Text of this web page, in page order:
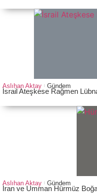
Aslıhan Aktay Gündem
İsrail Ateşkese Rağmen
Aslıhan Aktay Gündem
İran ve Umman Hürmüz